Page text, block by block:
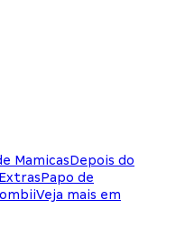
MamicasDepois do
ExtrasPapo de
Veja mais em